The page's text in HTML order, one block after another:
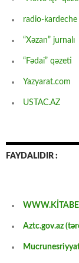
radio-kardeche
“Xəzan” jurnalı
“Fədai” qəzeti
Yazyarat.com
USTAC.AZ
FAYDALIDIR :
Aztc.gov.az